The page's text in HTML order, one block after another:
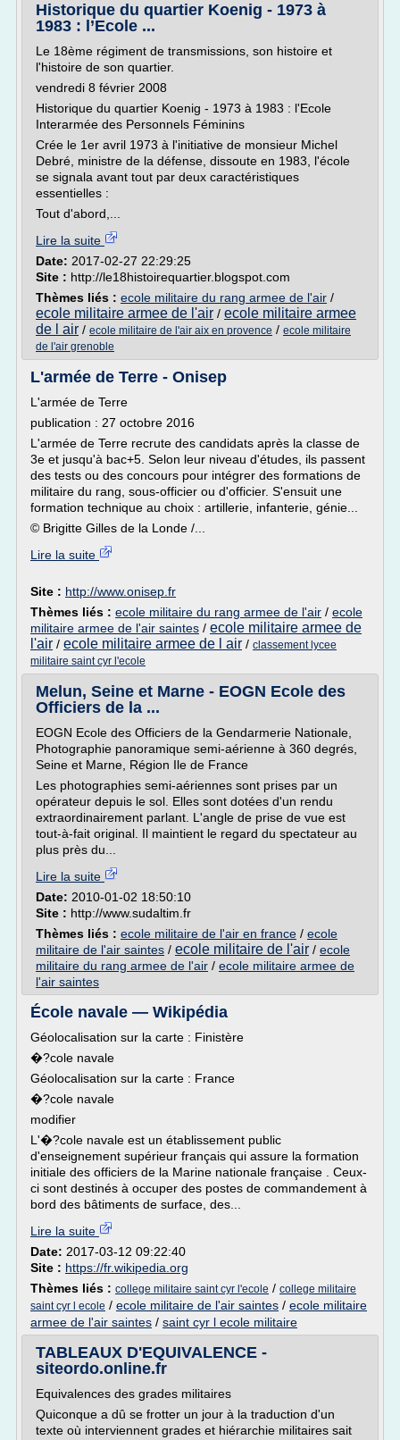
Historique du quartier Koenig - 1973 à
1983 : l’Ecole ...
Le 18ème régiment de transmissions, son histoire et
l'histoire de son quartier.
vendredi 8 février 2008
Historique du quartier Koenig - 1973 à 1983 : l'Ecole
Interarmée des Personnels Féminins
Crée le 1er avril 1973 à l'initiative de monsieur Michel
Debré, ministre de la défense, dissoute en 1983, l'école
se signala avant tout par deux caractéristiques
essentielles :
Tout d'abord,...
Lire la suite
Date: 2017-02-27 22:29:25
Site : http://le18histoirequartier.blogspot.com
Thèmes liés : ecole militaire du rang armee de l'air /
ecole militaire armee de l'air / ecole militaire armee
de l air / ecole militaire de l'air aix en provence / ecole militaire
de l'air grenoble
L'armée de Terre - Onisep
L'armée de Terre
publication : 27 octobre 2016
L'armée de Terre recrute des candidats après la classe de
3e et jusqu'à bac+5. Selon leur niveau d'études, ils passent
des tests ou des concours pour intégrer des formations de
militaire du rang, sous-officier ou d'officier. S'ensuit une
formation technique au choix : artillerie, infanterie, génie...
© Brigitte Gilles de la Londe /...
Lire la suite
Site : http://www.onisep.fr
Thèmes liés : ecole militaire du rang armee de l'air / ecole
militaire armee de l'air saintes / ecole militaire armee de
l'air / ecole militaire armee de l air / classement lycee
militaire saint cyr l'ecole
Melun, Seine et Marne - EOGN Ecole des
Officiers de la ...
EOGN Ecole des Officiers de la Gendarmerie Nationale,
Photographie panoramique semi-aérienne à 360 degrés,
Seine et Marne, Région Ile de France
Les photographies semi-aériennes sont prises par un
opérateur depuis le sol. Elles sont dotées d'un rendu
extraordinairement parlant. L'angle de prise de vue est
tout-à-fait original. Il maintient le regard du spectateur au
plus près du...
Lire la suite
Date: 2010-01-02 18:50:10
Site : http://www.sudaltim.fr
Thèmes liés : ecole militaire de l'air en france / ecole
militaire de l'air saintes / ecole militaire de l'air / ecole
militaire du rang armee de l'air / ecole militaire armee de
l'air saintes
École navale — Wikipédia
Géolocalisation sur la carte : Finistère
�?cole navale
Géolocalisation sur la carte : France
�?cole navale
modifier
L'�?cole navale est un établissement public
d'enseignement supérieur français qui assure la formation
initiale des officiers de la Marine nationale française . Ceux-
ci sont destinés à occuper des postes de commandement à
bord des bâtiments de surface, des...
Lire la suite
Date: 2017-03-12 09:22:40
Site : https://fr.wikipedia.org
Thèmes liés : college militaire saint cyr l'ecole / college militaire
saint cyr l ecole / ecole militaire de l'air saintes / ecole militaire
armee de l'air saintes / saint cyr l ecole militaire
TABLEAUX D'EQUIVALENCE -
siteordo.online.fr
Equivalences des grades militaires
Quiconque a dû se frotter un jour à la traduction d'un
texte où interviennent grades et hiérarchie militaires sait